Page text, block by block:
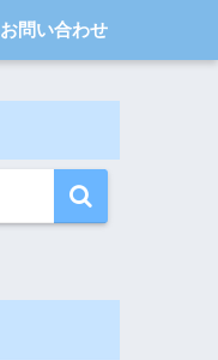
お問い合わせ